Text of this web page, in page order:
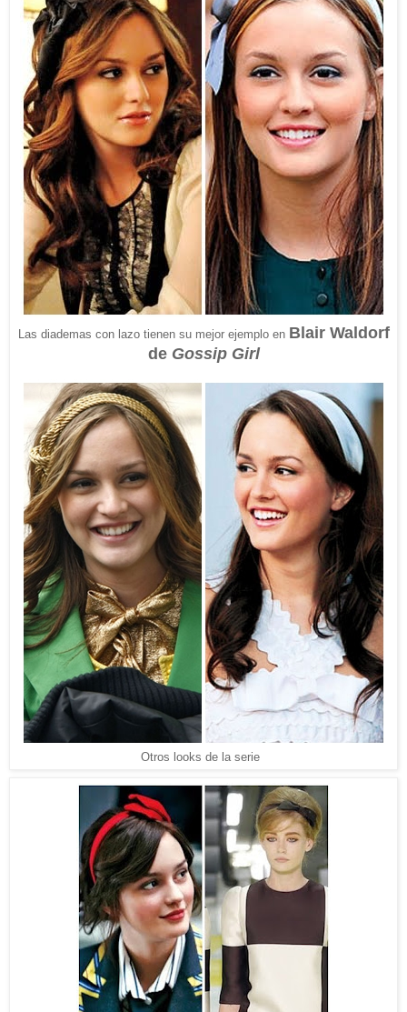
Las diademas con lazo tienen su mejor ejemplo en Blair Waldorf
de Gossip Girl
Otros looks de la serie